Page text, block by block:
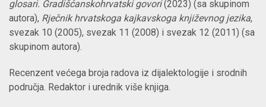
glosari. Gradišćanskohrvatski govori(2023) (sa skupinom
autora), Rječnik hrvatskoga kajkavskoga književnog jezika,
svezak 10 (2005), svezak 11 (2008) i svezak 12 (2011) (sa
skupinom autora).
Recenzent većega broja radova iz dijalektologije i srodnih
područja. Redaktor i urednik više knjiga.